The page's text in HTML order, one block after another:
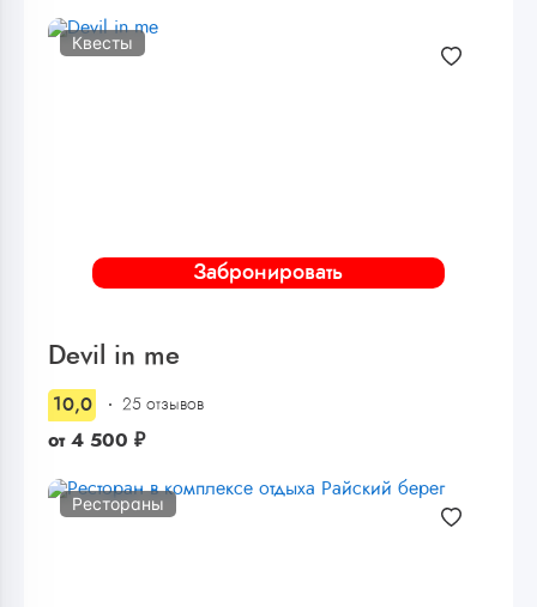
Забронировать
Квесты
Devil in me
10,0 25 отзывов
от 4 500 ₽
Рестораны